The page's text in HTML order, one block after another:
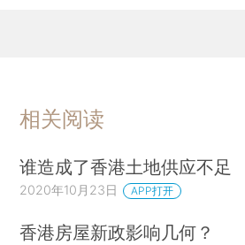
相关阅读
谁造成了香港土地供应不足
2020年10月23日 APP打开
香港房屋新政影响几何？